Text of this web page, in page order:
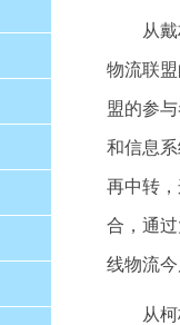
从
物流联
盟的参
和信息
再中转
合，通
线物流
从